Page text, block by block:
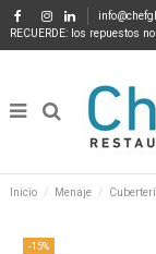
RECUERDE: los repuestos
Inicio Menaje
-15%